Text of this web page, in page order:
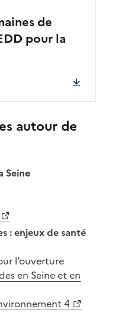
de
pour la
autour de
Seine
: enjeux de santé
l’ouverture
en Seine et en
4